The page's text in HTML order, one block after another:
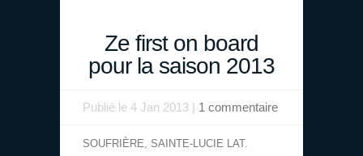
Ze first on board
pour la saison 2013
Publié le 4 Jan 2013 | 1 commentaire
SOUFRIÈRE, SAINTE-LUCIE LAT.